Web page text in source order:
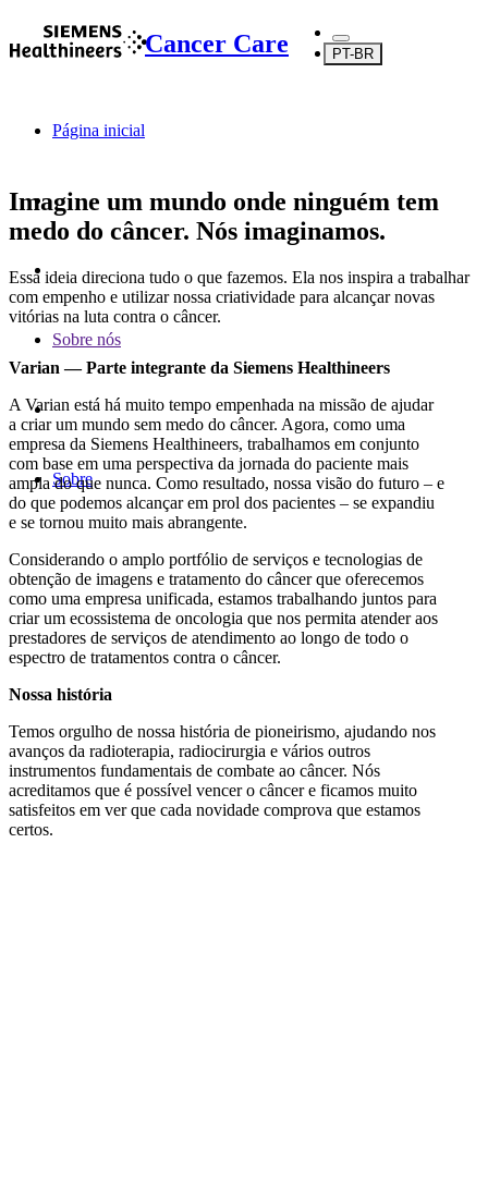
Cancer Care PT-BR
Página inicial
Sobre nós
Sobre
Imagine um mundo onde ninguém tem
medo do câncer. Nós imaginamos.
Essa ideia direciona tudo o que fazemos. Ela nos inspira a trabalhar
com empenho e utilizar nossa criatividade para alcançar novas
vitórias na luta contra o câncer.
Varian — Parte integrante da Siemens Healthineers
A Varian está há muito tempo empenhada na missão de ajudar
a criar um mundo sem medo do câncer. Agora, como uma
empresa da Siemens Healthineers, trabalhamos em conjunto
com base em uma perspectiva da jornada do paciente mais
ampla do que nunca. Como resultado, nossa visão do futuro – e
do que podemos alcançar em prol dos pacientes – se expandiu
e se tornou muito mais abrangente.
Considerando o amplo portfólio de serviços e tecnologias de
obtenção de imagens e tratamento do câncer que oferecemos
como uma empresa unificada, estamos trabalhando juntos para
criar um ecossistema de oncologia que nos permita atender aos
prestadores de serviços de atendimento ao longo de todo o
espectro de tratamentos contra o câncer.
Nossa história
Temos orgulho de nossa história de pioneirismo, ajudando nos
avanços da radioterapia, radiocirurgia e vários outros
instrumentos fundamentais de combate ao câncer. Nós
acreditamos que é possível vencer o câncer e ficamos muito
satisfeitos em ver que cada novidade comprova que estamos
certos.